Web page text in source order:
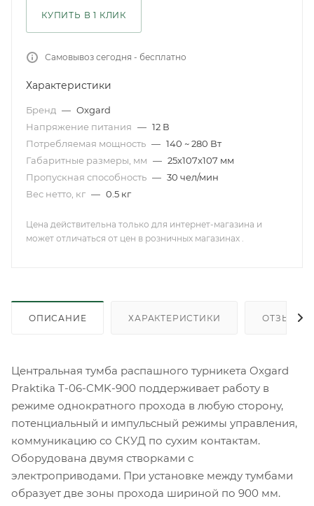
КУПИТЬ В 1 КЛИК
Самовывоз сегодня - бесплатно
Характеристики
Бренд — Oxgard
Напряжение питания — 12 В
Потребляемая мощность — 140 ~ 280 Вт
Габаритные размеры, мм — 25x107x107 мм
Пропускная способность — 30 чел/мин
Вес нетто, кг — 0.5 кг
Цена действительна только для интернет-магазина и
может отличаться от цен в розничных магазинах .
ОПИСАНИЕ ХАРАКТЕРИСТИКИ ОТЗЫВЫ
Центральная тумба распашного турникета Oxgard
Praktika T-06-CMK-900 поддерживает работу в
режиме однократного прохода в любую сторону,
потенциальный и импульсный режимы управления,
коммуникацию со СКУД по сухим контактам.
Оборудована двумя створками с
электроприводами. При установке между тумбами
образует две зоны прохода шириной по 900 мм.